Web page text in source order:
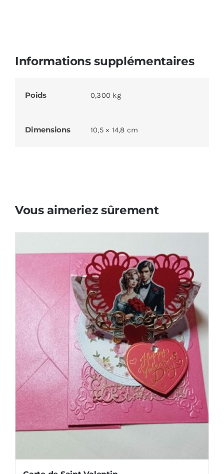
Informations supplémentaires
Poids 0,300 kg
Dimensions 10,5 × 14,8 cm
Vous aimeriez sûrement